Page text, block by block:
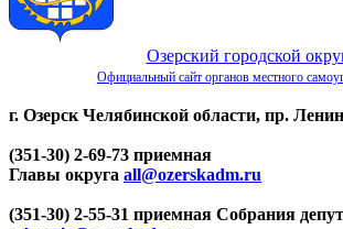
Озерский городской
Официальный сайт органов местного
г. Озерск Челябинской области, пр.
(351-30) 2-69-73 приемная
Главы округа all@ozerskadm.ru
(351-30) 2-55-31 приемная Собрания